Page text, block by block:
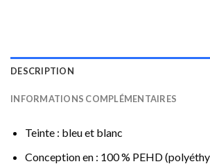
DESCRIPTION
INFORMATIONS COMPLÉMENTAIRES
Teinte : bleu et blanc
Conception en : 100 % PEHD